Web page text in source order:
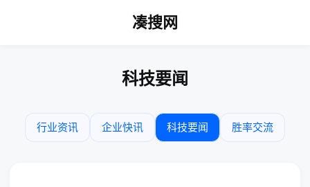
凑搜网
科技要闻
行业资讯 企业快讯 科技要闻 胜率交流